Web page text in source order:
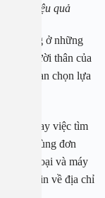
và hiệu quả
lượng ở những
Người thân của
giúp bạn chọn lựa
hiện nay việc tìm
sẽ vô cùng đơn
điện thoại và máy
thông tin về địa chỉ